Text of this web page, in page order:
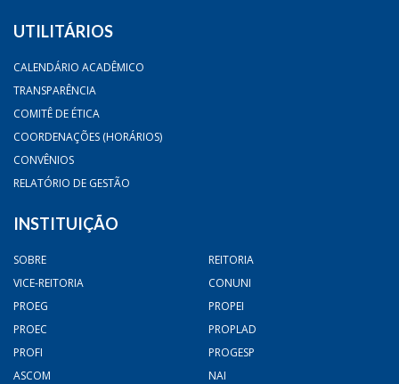
UTILITÁRIOS
CALENDÁRIO ACADÊMICO
TRANSPARÊNCIA
COMITÊ DE ÉTICA
COORDENAÇÕES (HORÁRIOS)
CONVÊNIOS
RELATÓRIO DE GESTÃO
INSTITUIÇÃO
SOBRE
REITORIA
VICE-REITORIA
CONUNI
PROEG
PROPEI
PROEC
PROPLAD
PROFI
PROGESP
ASCOM
NAI